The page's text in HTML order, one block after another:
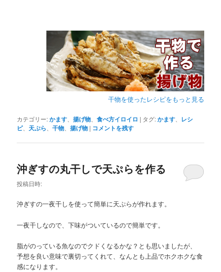
干物を使ったレシピをもっと見る
カテゴリー:かます 、揚げ物 、食べ方イロイロ | タグ:かます
レシ
ピ、 天ぷら 、干物 、揚げ物 | コメントを残す
沖ぎすの丸干しで天ぷらを作る
投稿日時:
沖ぎすの一夜干しを使って簡単に天ぷらが作れます。
一夜干しなので、下味がついているので簡単です。
脂がのっている魚なのでクドくなるかな？とも思いましたが、
予想を良い意味で裏切ってくれて、なんとも上品でホクホクな食
感になります。